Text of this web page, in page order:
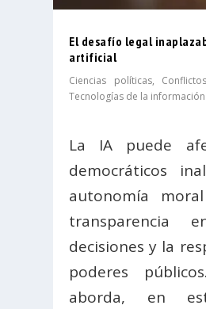
El desafío legal
artificial
Ciencias políticas,
Tecnologías de la
La IA puede
democráticos
autonomía
decisiones y la
poderes
aborda, en